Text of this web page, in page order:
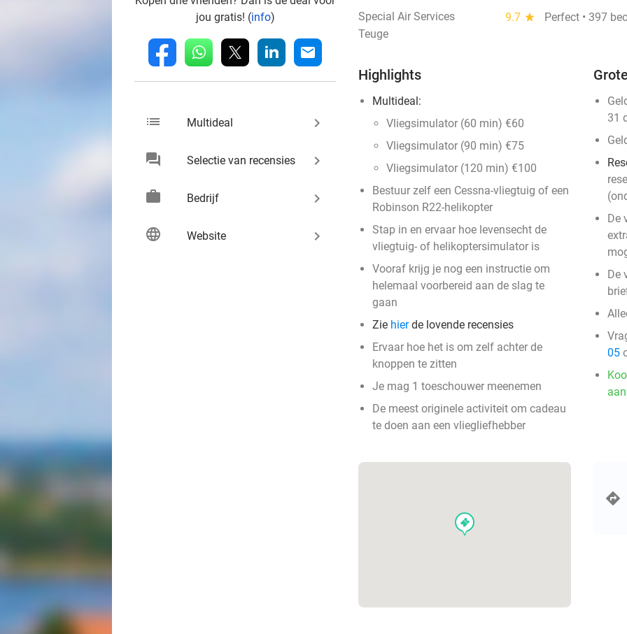
jou gratis! (info)
fb whatsapp linkedin mail
list Multideal keyboard_arrow_right
chat Selectie van recensies keyboard_arrow_right
work Bedrijf keyboard_arrow_right
language Website keyboard_arrow_right
Special Air Services 9.7 star
Perfect • 397
Teuge
Highlights
Multideal:
Vliegsimulator (60 min) €60
Vliegsimulator (90 min) €75
Vliegsimulator (120 min) €100
Bestuur zelf een Cessna-vliegtuig of een
Robinson R22-helikopter
Stap in en ervaar hoe levensecht de
vliegtuig- of helikoptersimulator is
Vooraf krijg je nog een instructie om
helemaal voorbereid aan de slag te
gaan
Zie hierde lovende recensies
Ervaar hoe het is om zelf achter de
knoppen te zitten
Je mag 1 toeschouwer meenemen
De meest originele activiteit om cadeau
te doen aan een vliegliefhebber
31
De
De
05
events